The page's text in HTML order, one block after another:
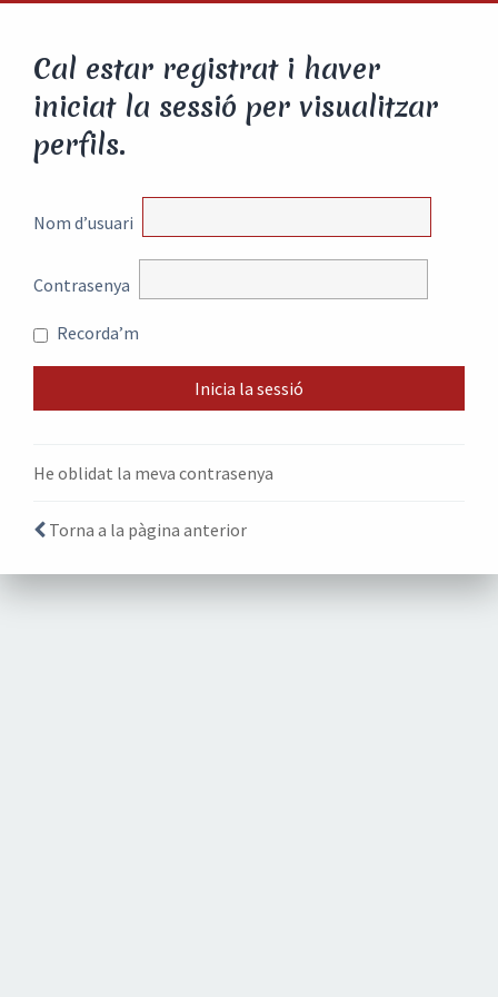
Cal estar registrat i haver
iniciat la sessió per visualitzar
perfils.
Nom d’usuari
Contrasenya
Recorda’m
He oblidat la meva contrasenya
Torna a la pàgina anterior